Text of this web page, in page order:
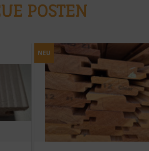
NEU
POSTEN